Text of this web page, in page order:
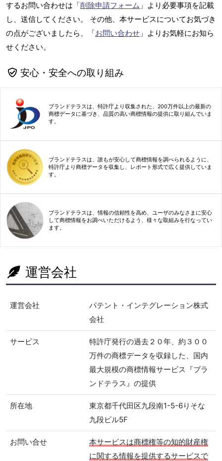
するお問い合わせは「削除申請フォーム 」より必要事項を記載
し、送信してください。 その他、本サービスについてお気づき
の点がございましたら、「お問い合わせ 」よりお気軽にお知ら
せください。
安心・安全への取り組み
ブランドテラスは、特許庁より収集された、200万件以上の最新の
商標データに基づき、品質の高い商標情報の提供に取り組んでいま
す。
ブランドテラスは、誰もが安心して商標情報を調べられるように、
特許庁より商標データを収集し、レポート形式で広く提供していま
す。
ブランドテラスは、情報の信頼性を高め、ユーザのみなさまに安心
して商標情報をお調べいただけるよう、様々な取組みを行なってい
ます。
運営会社
運営会社
パテント・インテグレーション株式
会社
サービス
特許庁発行の過去２０年、約３００
万件の商標データを収録した、国内
最大規模の商標情報サービス『ブラ
ンドテラス』の提供
所在地
東京都千代田区九段南1-5-6りそな
九段ビル5F
お問い合せ
本サービスは商標権等の知的財産権
に関する情報を提供するサービスで